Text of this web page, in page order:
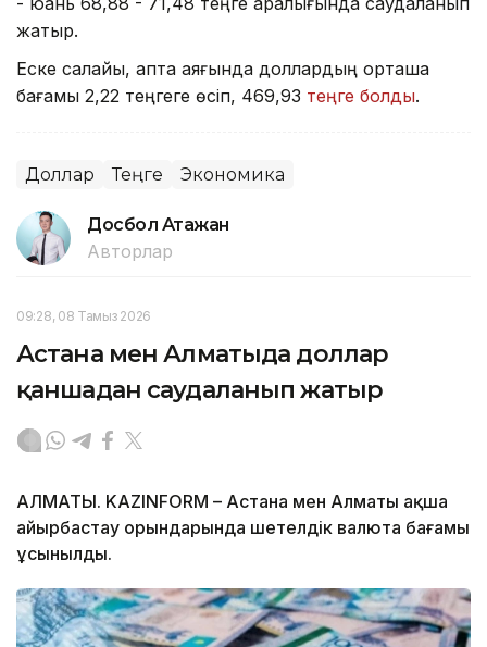
жатыр.
Еске салайық, апта аяғында доллардың орташа
бағамы 2,22 теңгеге өсіп, 469,93 теңге болды.
Доллар Теңге Экономика
Досбол Атажан
Авторлар
09:28, 08 Тамыз 2026
Астана мен Алматыда доллар
қаншадан саудаланып жатыр
АЛМАТЫ. KAZINFORM – Астана мен Алматы ақша
айырбастау орындарында шетелдік валюта бағамы
ұсынылды.